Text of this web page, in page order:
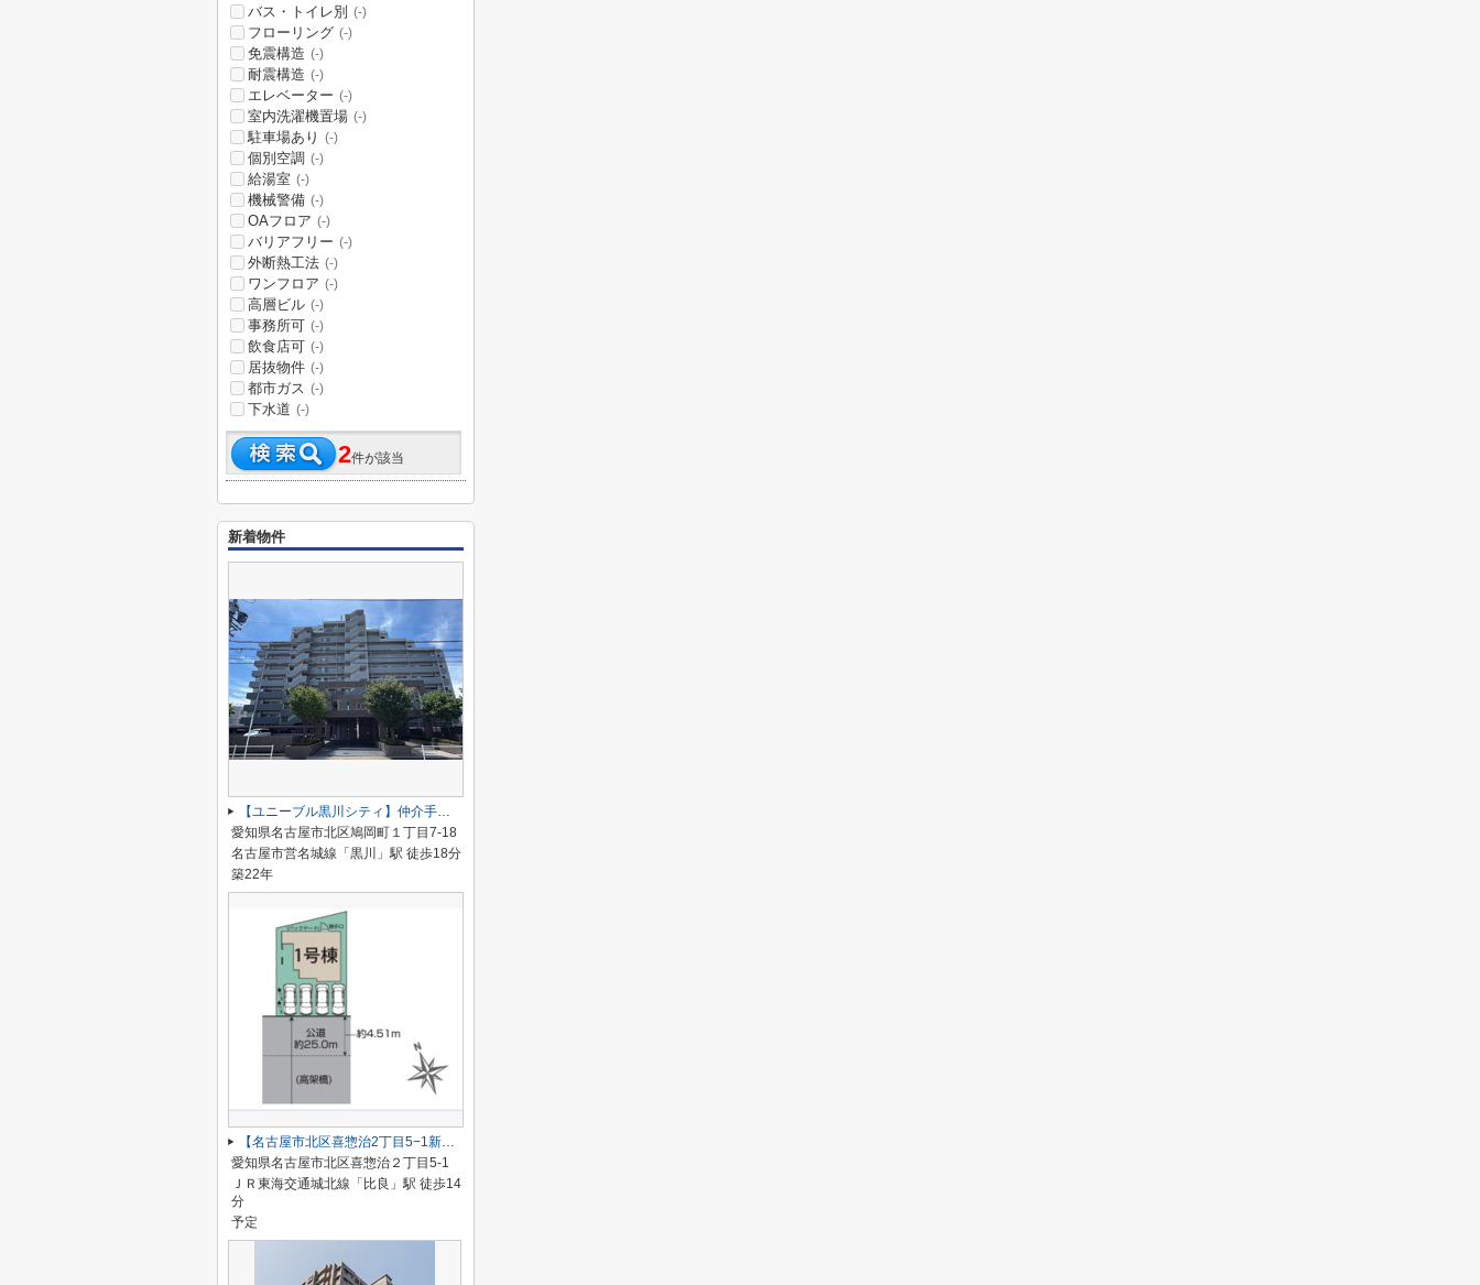
バス・トイレ別 (-)
フローリング (-)
免震構造 (-)
耐震構造 (-)
エレベーター (-)
室内洗濯機置場 (-)
駐車場あり (-)
個別空調 (-)
給湯室 (-)
機械警備 (-)
OAフロア (-)
バリアフリー (-)
外断熱工法 (-)
ワンフロア (-)
高層ビル (-)
事務所可 (-)
飲食店可 (-)
居抜物件 (-)
都市ガス (-)
下水道 (-)
2件が該当
新着物件
【ユニーブル黒川シティ】仲介手数料無料！城北小学校・北陵中学校
愛知県名古屋市北区鳩岡町１丁目7-18
名古屋市営名城線「黒川」駅 徒歩18分
築22年
【名古屋市北区喜惣治2丁目5−1新築戸建】仲介手数料無料！楠西小学校・楠中学校
愛知県名古屋市北区喜惣治２丁目5-1
ＪＲ東海交通城北線「比良」駅 徒歩14
分
予定